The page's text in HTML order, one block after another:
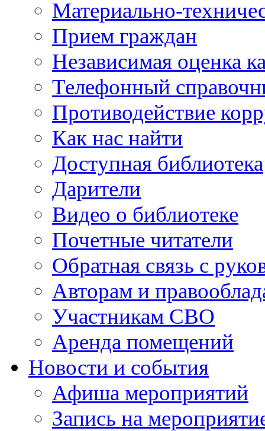
Материально-
Прием граждан
Независимая оценка
Телефонный
Противодействие
Как нас найти
Доступная библиотека
Дарители
Видео о библиотеке
Почетные читатели
Обратная связь с
Авторам и
Участникам СВО
Аренда помещений
Новости и события
Афиша мероприятий
Запись на